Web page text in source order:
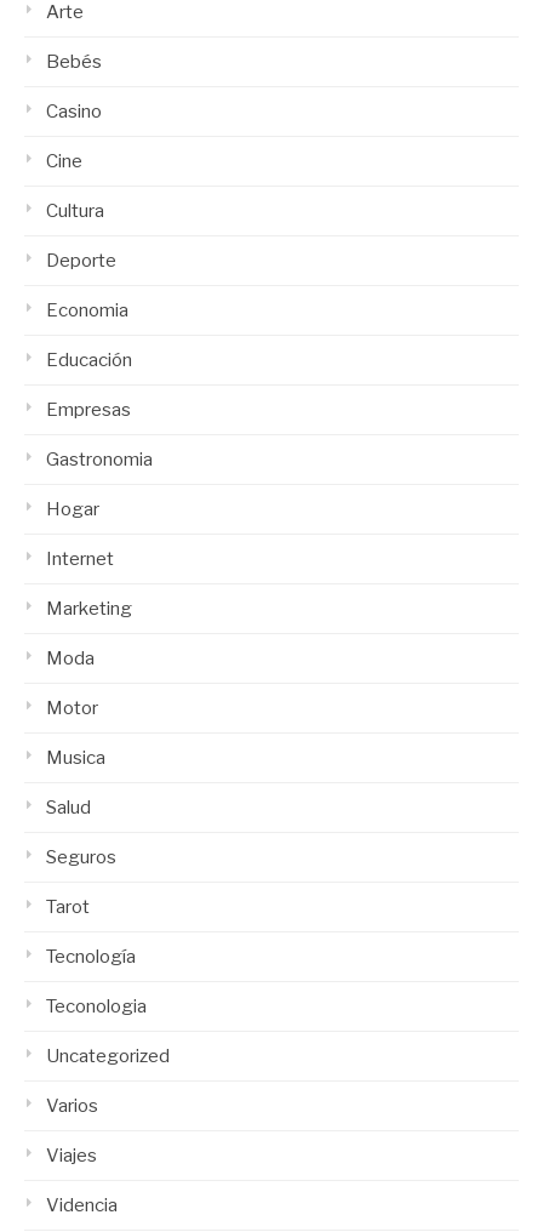
Arte
Bebés
Casino
Cine
Cultura
Deporte
Economia
Educación
Empresas
Gastronomia
Hogar
Internet
Marketing
Moda
Motor
Musica
Salud
Seguros
Tarot
Tecnología
Teconologia
Uncategorized
Varios
Viajes
Videncia